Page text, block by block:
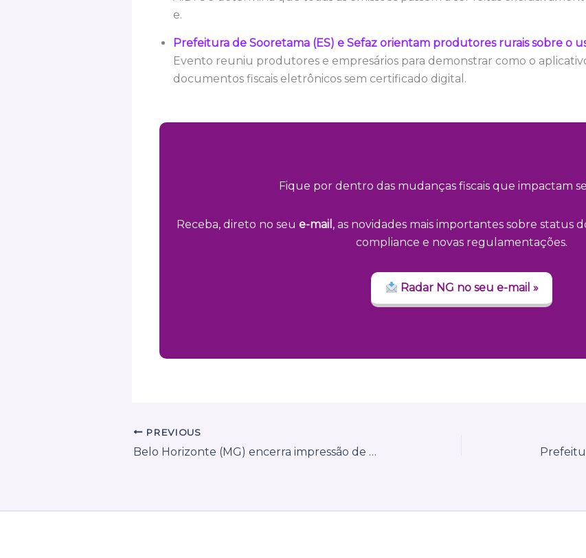
e.
Prefeitura de Sooretama (ES) e Sefaz orientam produtores rurais sobre o
Evento reuniu produtores e empresários para demonstrar como o
documentos fiscais eletrônicos sem certificado digital.
Fique por dentro das mudanças fiscais que impactam
Receba, direto no seu e-mail , as novidades mais importantes sobre status
compliance e novas regulamentações.
Radar NG no seu e-mail »
PREVIOUS
Belo Horizonte (MG) encerra impressão de notas fiscais